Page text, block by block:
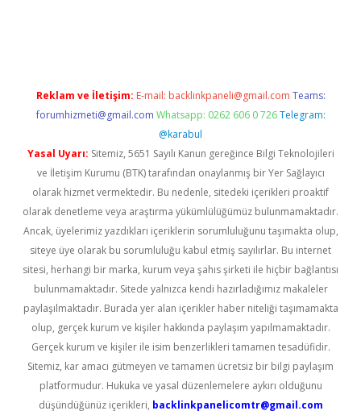
Reklam ve İletişim: E-mail: backlinkpaneli@gmail.com Teams:
forumhizmeti@gmail.com Whatsapp: 0262 606 0 726 Telegram:
@karabul
Yasal Uyarı: Sitemiz, 5651 Sayılı Kanun gereğince Bilgi Teknolojileri
ve İletişim Kurumu (BTK) tarafından onaylanmış bir Yer Sağlayıcı
olarak hizmet vermektedir. Bu nedenle, sitedeki içerikleri proaktif
olarak denetleme veya araştırma yükümlülüğümüz bulunmamaktadır.
Ancak, üyelerimiz yazdıkları içeriklerin sorumluluğunu taşımakta olup,
siteye üye olarak bu sorumluluğu kabul etmiş sayılırlar. Bu internet
sitesi, herhangi bir marka, kurum veya şahıs şirketi ile hiçbir bağlantısı
bulunmamaktadır. Sitede yalnızca kendi hazırladığımız makaleler
paylaşılmaktadır. Burada yer alan içerikler haber niteliği taşımamakta
olup, gerçek kurum ve kişiler hakkında paylaşım yapılmamaktadır.
Gerçek kurum ve kişiler ile isim benzerlikleri tamamen tesadüfidir.
Sitemiz, kar amacı gütmeyen ve tamamen ücretsiz bir bilgi paylaşım
platformudur. Hukuka ve yasal düzenlemelere aykırı olduğunu
düşündüğünüz içerikleri, backlinkpanelicomtr@gmail.com